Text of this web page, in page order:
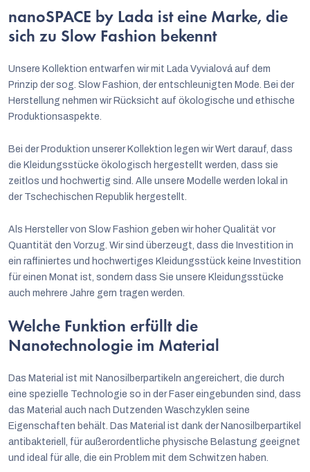
nanoSPACE by Lada ist eine Marke, die
sich zu Slow Fashion bekennt
Unsere Kollektion entwarfen wir mit Lada Vyvialová auf dem
Prinzip der sog. Slow Fashion, der entschleunigten Mode. Bei der
Herstellung nehmen wir Rücksicht auf ökologische und ethische
Produktionsaspekte.
Bei der Produktion unserer Kollektion legen wir Wert darauf, dass
die Kleidungsstücke ökologisch hergestellt werden, dass sie
zeitlos und hochwertig sind. Alle unsere Modelle werden lokal in
der Tschechischen Republik hergestellt.
Als Hersteller von Slow Fashion geben wir hoher Qualität vor
Quantität den Vorzug. Wir sind überzeugt, dass die Investition in
ein raffiniertes und hochwertiges Kleidungsstück keine Investition
für einen Monat ist, sondern dass Sie unsere Kleidungsstücke
auch mehrere Jahre gern tragen werden.
Welche Funktion erfüllt die
Nanotechnologie im Material
Das Material ist mit Nanosilberpartikeln angereichert, die durch
eine spezielle Technologie so in der Faser eingebunden sind, dass
das Material auch nach Dutzenden Waschzyklen seine
Eigenschaften behält. Das Material ist dank der Nanosilberpartikel
antibakteriell, für außerordentliche physische Belastung geeignet
und ideal für alle, die ein Problem mit dem Schwitzen haben.